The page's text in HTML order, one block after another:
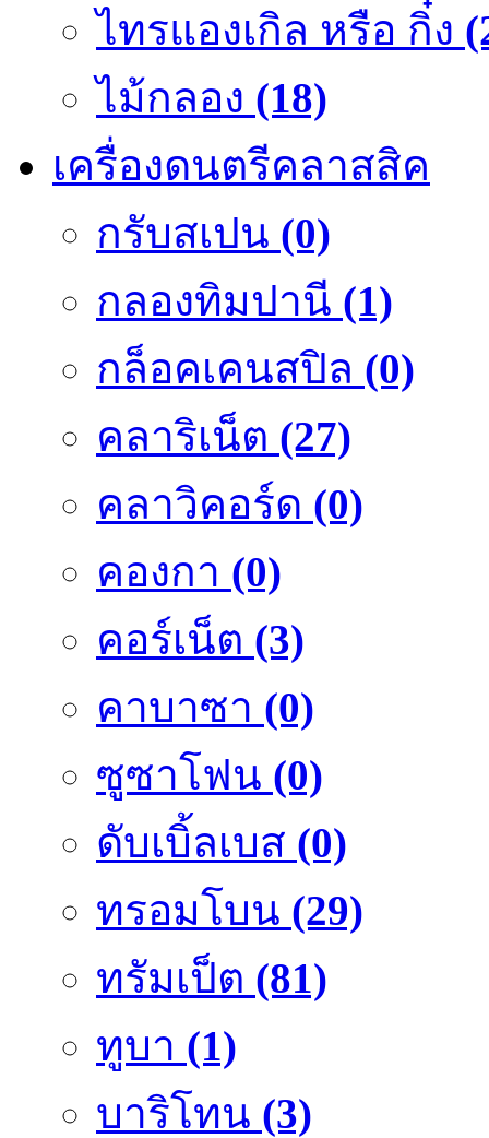
ไทรแองเกิล หรือ กิ๋ง
ไม้กลอง (18)
เครื่องดนตรีคลาสสิค
กรับสเปน (0)
กลองทิมปานี (1)
กล็อคเคนสปิล (0)
คลาริเน็ต (27)
คลาวิคอร์ด (0)
คองกา (0)
คอร์เน็ต (3)
คาบาซา (0)
ซูซาโฟน (0)
ดับเบิ้ลเบส (0)
ทรอมโบน (29)
ทรัมเป็ต (81)
ทูบา (1)
บาริโทน (3)